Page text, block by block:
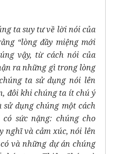
ta suy tư về lời nói của
“lòng đầy miệng mới
vậy, từ cách nói của
ra những gì trong lòng
ta sử dụng nói lên
đôi khi chúng ta ít chú ý
dụng chúng một cách
sức nặng: chúng cho
nghĩ và cảm xúc, nói lên
và những dự án chúng